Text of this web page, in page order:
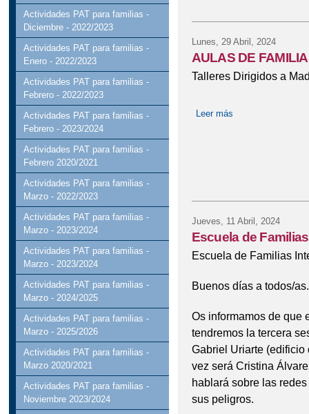
Actividades PAT para familias -
Diciembre - 2022/2023
Actividades PAT para familias -
Enero - 2022/2023
Actividades PAT para familias -
Febrero - 2022/2023
Actividades PAT para familias -
Febrero - 2023/2024
Actividades PAT para familias -
Febrero 2020/2021
Actividades PAT para familias -
Marzo - 2022/2023
Actividades PAT para familias -
Marzo - 2023/2024
Actividades PAT para familias -
Marzo - 2023/2024
Actividades PAT para familias -
Marzo - 2024/2025
Actividades PAT para familias -
Marzo - 2025/2026
Actividades PAT para familias -
Marzo 2020/2021
Actividades PAT para familias -
Noviembre 2023/2024
Lunes, 29 Abril, 2024
AULAS DE
Talleres Dirigidos a
Leer más
Jueves, 11 Abril, 2024
Escuela de
Escuela de Familias
Buenos días a todos/as.
Os informamos de que
tendremos la tercera
Gabriel Uriarte (edificio
vez será Cristina
hablará sobre las
sus peligros.